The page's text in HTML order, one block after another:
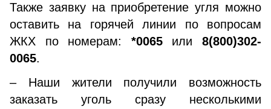
Также заявку на приобретение угля можно
оставить на горячей линии по вопросам
ЖКХ по номерам: *0065или8(800)302-
0065.
– Наши жители получили возможность
заказать уголь сразу несколькими